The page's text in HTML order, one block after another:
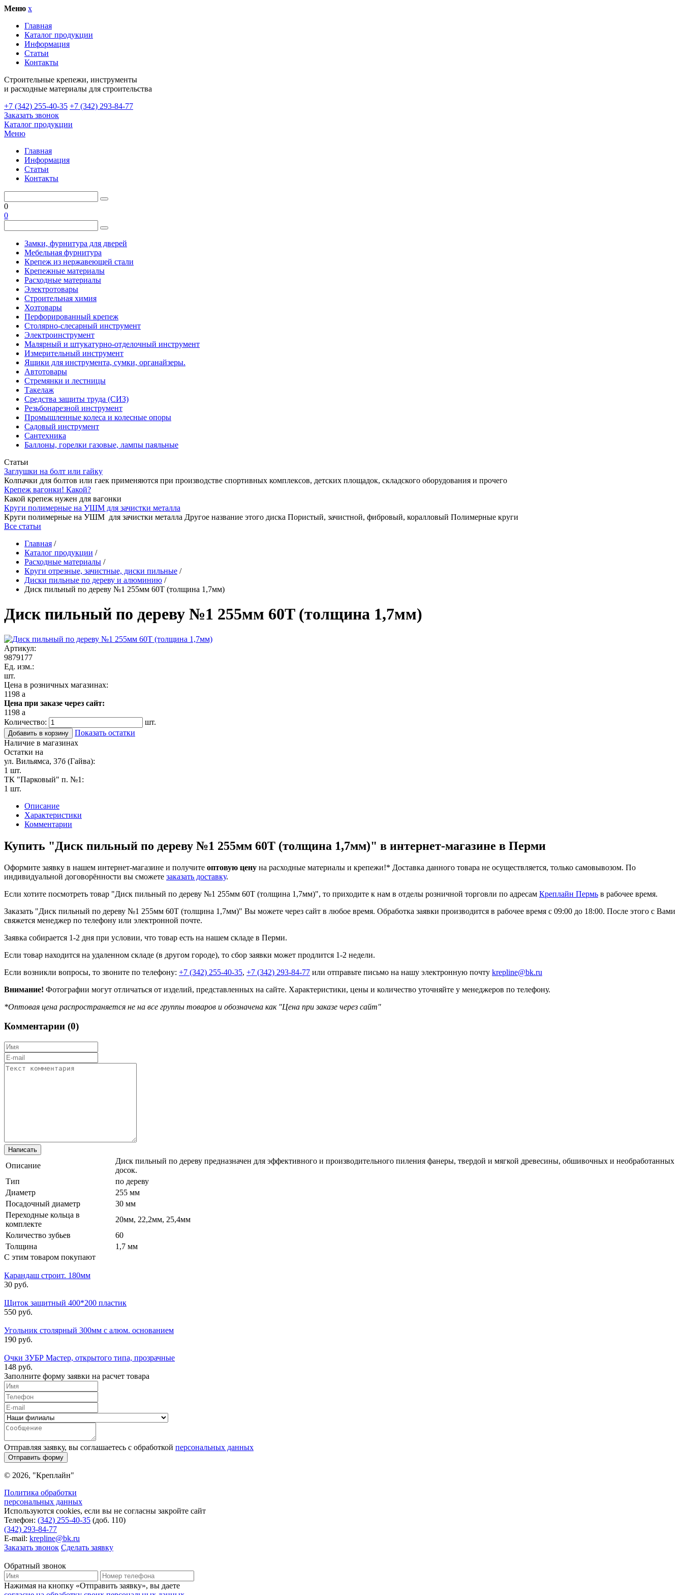
Меню x
Главная
Каталог продукции
Информация
Статьи
Контакты
Cтроительные крепежи, инструменты
и расходные материалы для строительства
+7 (342) 255-40-35 +7 (342) 293-84-77
Заказать звонок
Каталог продукции
Меню
Главная
Информация
Статьи
Контакты
0
0
Замки, фурнитура для дверей
Мебельная фурнитура
Крепеж из нержавеющей стали
Крепежные материалы
Расходные материалы
Электротовары
Строительная химия
Хозтовары
Перфорированный крепеж
Столярно-слесарный инструмент
Электроинструмент
Малярный и штукатурно-отделочный инструмент
Измерительный инструмент
Ящики для инструмента, сумки, органайзеры.
Автотовары
Стремянки и лестницы
Такелаж
Средства защиты труда (СИЗ)
Резьбонарезной инструмент
Промышленные колеса и колесные опоры
Садовый инструмент
Сантехника
Баллоны, горелки газовые, лампы паяльные
Статьи
Заглушки на болт или гайку
Колпачки для болтов или гаек применяются при производстве спортивных комплексов, детских площадок, складского оборудования и прочего
Крепеж вагонки! Какой?
Какой крепеж нужен для вагонки
Круги полимерные на УШМ для зачистки металла
Круги полимерные на УШМ для зачистки металла Другое название этого диска Пористый, зачистной, фибровый, коралловый Полимерные круги
Все статьи
Главная /
Каталог продукции /
Расходные материалы /
Круги отрезные, зачистные, диски пильные /
Диски пильные по дереву и алюминию /
Диск пильный по дереву №1 255мм 60T (толщина 1,7мм)
Диск пильный по дереву №1 255мм 60T (толщина 1,7мм)
Артикул:
9879177
Ед. изм.:
шт.
Цена в розничных магазинах:
1198 a
Цена при заказе через сайт:
1198 a
Количество:
шт.
Добавить в корзину
Показать остатки
Наличие в магазинах
Остатки на
ул. Вильямса, 37б (Гайва):
1 шт.
ТК "Парковый" п. №1:
1 шт.
Описание
Характеристики
Комментарии
Купить "Диск пильный по дереву №1 255мм 60T (толщина 1,7мм)" в интернет-магазине в Перми
Оформите заявку в нашем интернет-магазине и получите оптовую цену на расходные материалы и крепежи!* Доставка данного товара не осуществляется, только самовывозом. По
индивидуальной договорённости вы сможете заказать доставку.
Если хотите посмотреть товар "Диск пильный по дереву №1 255мм 60T (толщина 1,7мм)", то приходите к нам в отделы розничной торговли по адресам Креплайн Пермь в рабочее время.
Заказать "Диск пильный по дереву №1 255мм 60T (толщина 1,7мм)" Вы можете через сайт в любое время. Обработка заявки производится в рабочее время с 09:00 до 18:00. После этого с Вами
свяжется менеджер по телефону или электронной почте.
Заявка собирается 1-2 дня при условии, что товар есть на нашем складе в Перми.
Если товар находится на удаленном складе (в другом городе), то сбор заявки может продлится 1-2 недели.
Если возникли вопросы, то звоните по телефону: +7 (342) 255-40-35, +7 (342) 293-84-77 или отправьте письмо на нашу электронную почту krepline@bk.ru
Внимание! Фотографии могут отличаться от изделий, представленных на сайте. Характеристики, цены и количество уточняйте у менеджеров по телефону.
*Оптовая цена распространяется не на все группы товаров и обозначена как "Цена при заказе через сайт"
Комментарии (0)
Описание
Диск пильный по дереву предназначен для эффективного и производительного пиления фанеры, твердой и мягкой древесины, обшивочных и необработанных
досок.
Тип
по дереву
Диаметр
255 мм
Посадочный диаметр
30 мм
Переходные кольца в
комплекте
20мм, 22,2мм, 25,4мм
Количество зубьев
60
Толщина
1,7 мм
С этим товаром покупают
Карандаш строит. 180мм
30 руб.
Щиток защитный 400*200 пластик
550 руб.
Угольник столярный 300мм с алюм. основанием
190 руб.
Очки ЗУБР Мастер, открытого типа, прозрачные
148 руб.
Заполните форму заявки на расчет товара
Отправляя заявку, вы соглашаетесь с обработкой персональных данных
Отправить форму
© 2026, "Креплайн"
Политика обработки
персональных данных
Используются cookies, если вы не согласны закройте сайт
Телефон: (342) 255-40-35 (доб. 110)
(342) 293-84-77
E-mail: krepline@bk.ru
Заказать звонок Сделать заявку
Обратный звонок
Нажимая на кнопку «Отправить заявку», вы даете